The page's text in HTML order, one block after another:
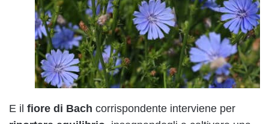
E il fiore di Bach corrispondente interviene per